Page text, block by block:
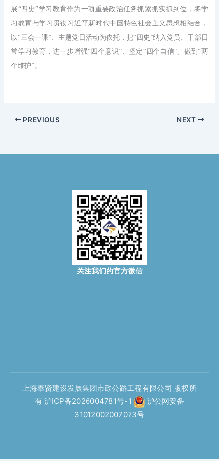
展“四史”学习教育作为一项重要政治任务抓紧抓实抓到位，将学
习教育与学习贯彻习近平新时代中国特色社会主义思想相结合，
以“三会一课”、主题党日活动为依托，把“四史”纳入党员、干部日
常学习教育，进一步增强“四个意识”、坚定“四个自信”、做到“两
个维护”。
PREVIOUS NEXT
关注我们的官方微信
上海奉贤建设发展集团市政公路工程有限公司 版权所
有 沪ICP备2026004781号-1
沪公网安备
31012002007073号